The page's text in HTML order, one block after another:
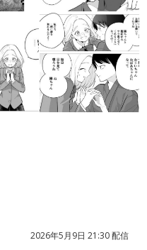
2026年5月9日 21:30 配信